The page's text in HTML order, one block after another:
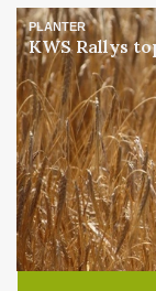
PLANTER
KWS Rallys